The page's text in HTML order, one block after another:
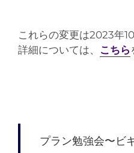
これらの変更は2023年
詳細については、
こちら
プラン勉強会〜ビ